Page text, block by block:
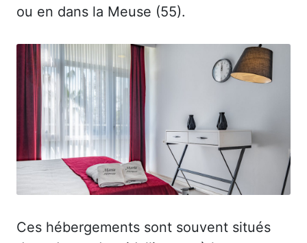
ou en dans la Meuse (55).
Ces hébergements sont souvent situés